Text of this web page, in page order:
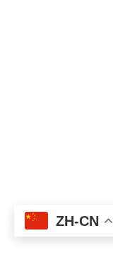
ZH-CN